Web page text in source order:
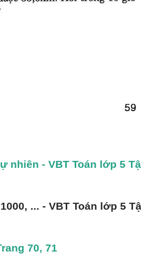
nhiên - VBT Toán lớp 5
... - VBT Toán lớp 5
70, 71